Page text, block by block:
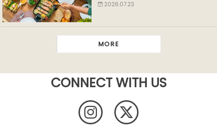
2026.07.23
MORE
CONNECT WITH US